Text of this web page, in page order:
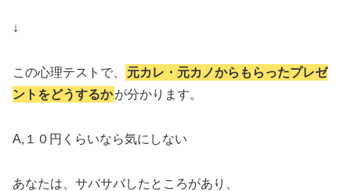
↓
この心理テストで、
元カレ・元カノからもらったプレゼ
ントをどうするかが分かります。
A,１０円くらいなら気にしない
あなたは、サバサバしたところがあり、